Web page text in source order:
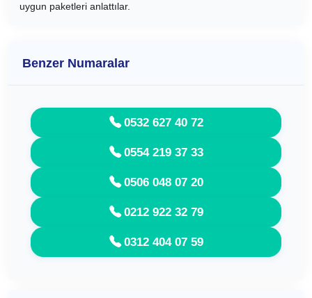
uygun paketleri anlattılar.
Benzer Numaralar
0532 627 40 72
0554 219 37 33
0506 048 07 20
0212 922 32 79
0312 404 07 59